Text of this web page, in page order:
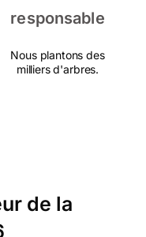
responsable
Nous plantons des
milliers d'arbres.
de la